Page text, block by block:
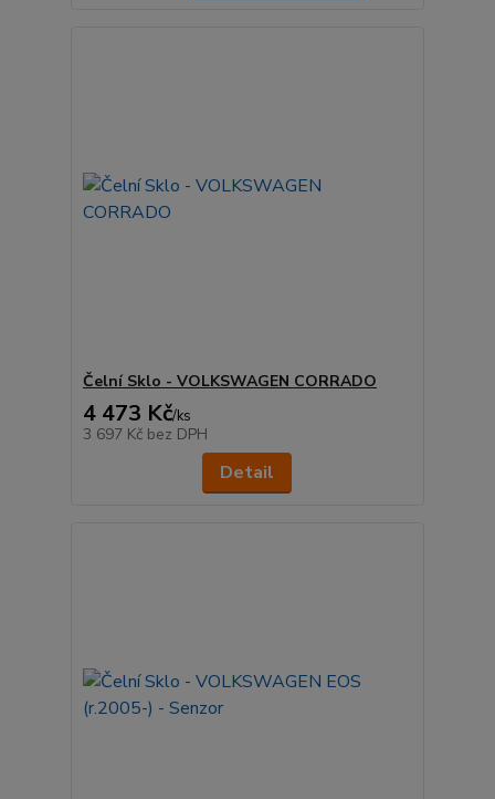
Čelní Sklo - VOLKSWAGEN CORRADO
4 473 Kč/ks
3 697 Kč bez DPH
Detail